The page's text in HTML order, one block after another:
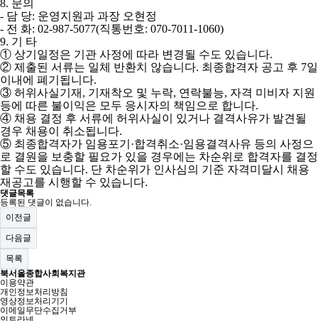
8. 문의
- 담 당: 운영지원과 과장 오현정
- 전 화: 02-987-5077(직통번호: 070-7011-1060)
9. 기 타
① 상기일정은 기관 사정에 따라 변경될 수도 있습니다.
② 제출된 서류는 일체 반환치 않습니다. 최종합격자 공고 후 7일
이내에 폐기됩니다.
③ 허위사실기재 , 기재착오 및 누락, 연락불능, 자격 미비자 지원
등에 따른 불이익은 모두 응시자의 책임으로 합니다.
④ 채용 결정 후 서류에 허위사실이 있거나 결격사유가 발견될
경우 채용이 취소됩니다.
⑤ 최종합격자가 임용포기 ·합격취소·임용결격사유 등의 사정으
로 결원을 보충할 필요가 있을 경우에는 차순위로 합격자를 결정
할 수도 있습니다. 단 차순위가 인사심의 기준 자격미달시 채용
재공고를 시행할 수 있습니다.
댓글목록
등록된 댓글이 없습니다.
이전글
다음글
목록
북서울종합사회복지관
이용약관
개인정보처리방침
영상정보처리기기
이메일무단수집거부